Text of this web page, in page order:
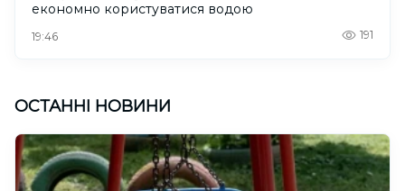
економно користуватися водою
19:46 191
ОСТАННІ НОВИНИ